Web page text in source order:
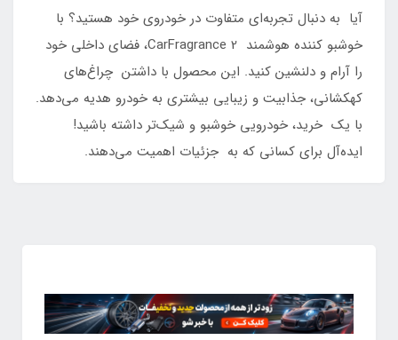
آیا به دنبال تجربه‌ای متفاوت در خودروی خود هستید؟ با
خوشبو کننده هوشمند CarFragrance 2، فضای داخلی خود
را آرام و دلنشین کنید. این محصول با داشتن چراغ‌های
کهکشانی، جذابیت و زیبایی بیشتری به خودرو هدیه می‌دهد.
با یک خرید، خودرویی خوشبو و شیک‌تر داشته باشید!
ایده‌آل برای کسانی که به جزئیات اهمیت می‌دهند.